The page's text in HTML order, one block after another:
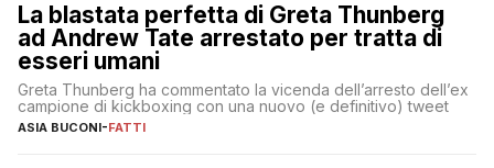
La blastata perfetta di Greta Thunberg
ad Andrew Tate arrestato per tratta di
esseri umani
Greta Thunberg ha commentato la vicenda dell’arresto dell’ex
campione di kickboxing con una nuovo (e definitivo) tweet
ASIA BUCONI-FATTI